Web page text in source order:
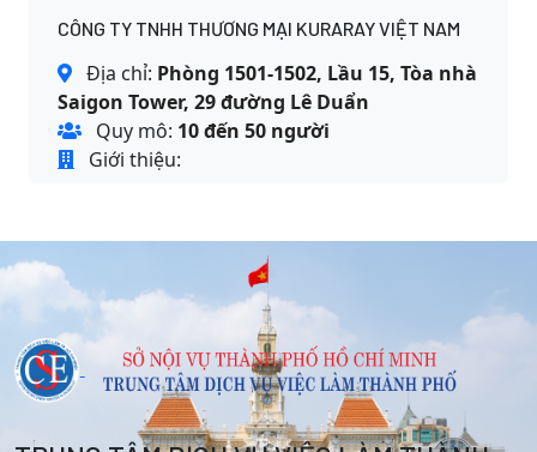
CÔNG TY TNHH THƯƠNG MẠI KURARAY VIỆT NAM
Địa chỉ: Phòng 1501-1502, Lầu 15, Tòa nhà
Saigon Tower, 29 đường Lê Duẩn
Quy mô: 10 đến 50 người
Giới thiệu: